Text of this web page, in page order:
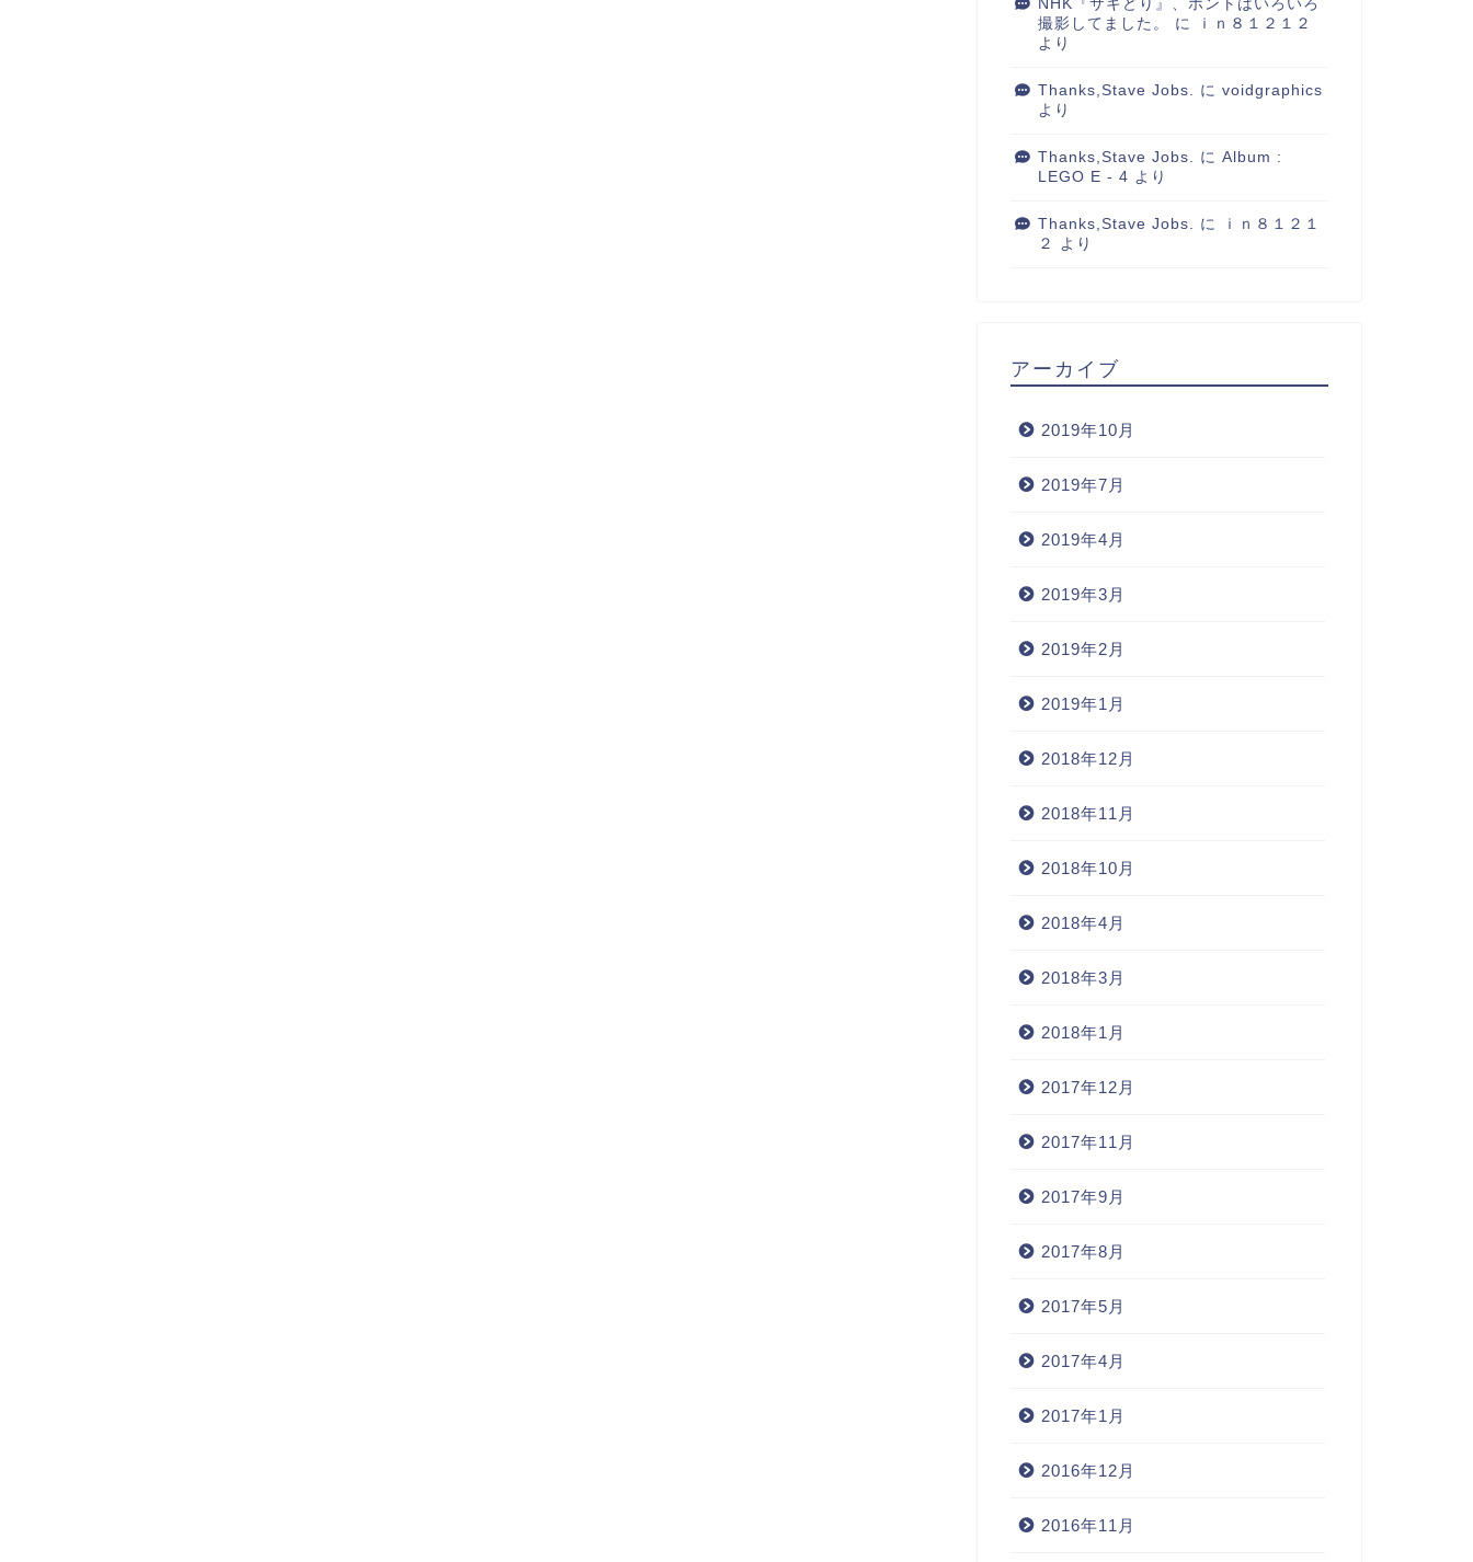
NHK『サキどり』、ホントはいろいろ
撮影してました。
に
ｉｎ８１２１２
より
Thanks,Stave Jobs. に voidgraphics
より
Thanks,Stave Jobs. に Album :
LEGO E - 4 より
Thanks,Stave Jobs. に
ｉｎ８１２１
２
より
アーカイブ
2019年10月
2019年7月
2019年4月
2019年3月
2019年2月
2019年1月
2018年12月
2018年11月
2018年10月
2018年4月
2018年3月
2018年1月
2017年12月
2017年11月
2017年9月
2017年8月
2017年5月
2017年4月
2017年1月
2016年12月
2016年11月